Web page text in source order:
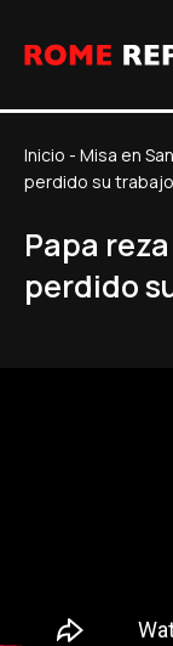
Inicio - Misa en
perdido su trabajo
Papa
perdido